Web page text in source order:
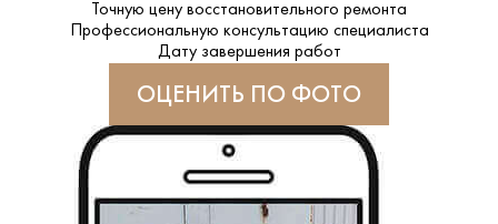
Точную цену восстановительного ремонта
Профессиональную консультацию специалиста
Дату завершения работ
ОЦЕНИТЬ ПО ФОТО